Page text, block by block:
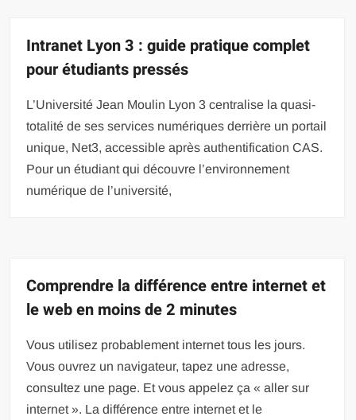
Intranet Lyon 3 : guide pratique complet
pour étudiants pressés
L’Université Jean Moulin Lyon 3 centralise la quasi-
totalité de ses services numériques derrière un portail
unique, Net3, accessible après authentification CAS.
Pour un étudiant qui découvre l’environnement
numérique de l’université,
Comprendre la différence entre internet et
le web en moins de 2 minutes
Vous utilisez probablement internet tous les jours.
Vous ouvrez un navigateur, tapez une adresse,
consultez une page. Et vous appelez ça « aller sur
internet ». La différence entre internet et le